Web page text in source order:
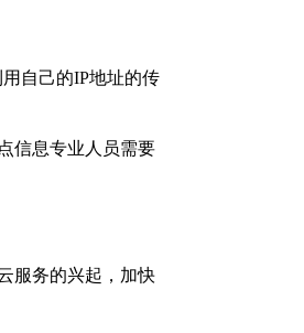
自己的IP地址的传
信息专业人员需要
服务的兴起，加快